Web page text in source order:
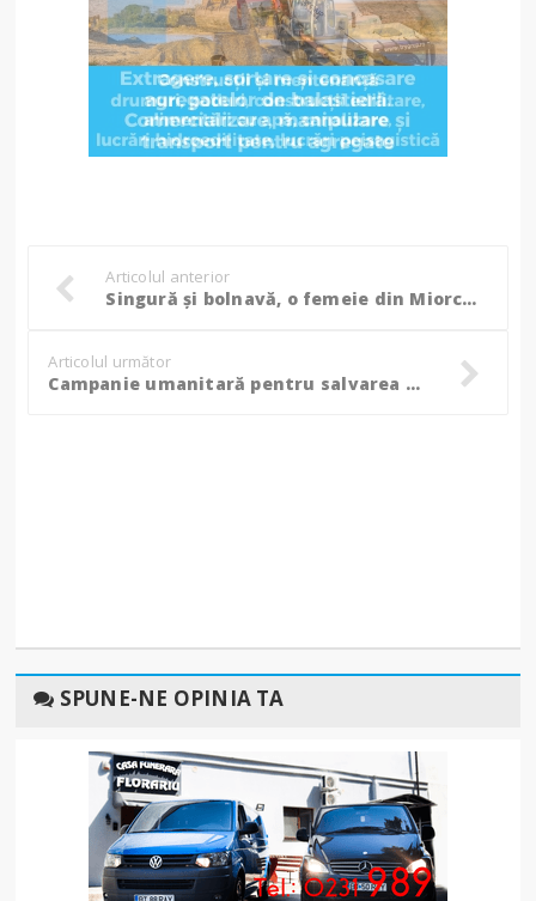
Articolul anterior
Singură și bolnavă, o femeie din Miorcani trăiește din mila vecinilor
Articolul următor
Campanie umanitară pentru salvarea unor vieți și ajutarea unor familii defavorizate din județ
SPUNE-NE OPINIA TA